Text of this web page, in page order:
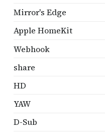
Mirror's Edge
Apple HomeKit
Webhook
share
HD
YAW
D-Sub